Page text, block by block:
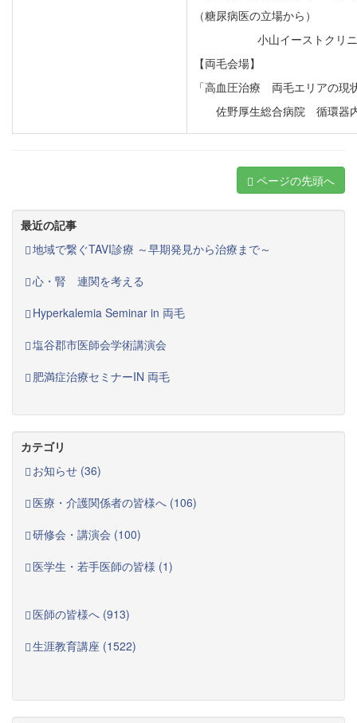
（糖尿病医の立場から）
小山イーストクリ
【両毛会場】
「高血圧治療 両毛エリアの現
佐野厚生総合病院 循環
ページの先頭へ
最近の記事
地域で繋ぐTAVI診療 ～早期発見から治療まで～
心・腎 連関を考える
Hyperkalemia Seminar in 両毛
塩谷郡市医師会学術講演会
肥満症治療セミナーIN 両毛
カテゴリ
お知らせ (36)
医療・介護関係者の皆様へ (106)
研修会・講演会 (100)
医学生・若手医師の皆様 (1)
医師の皆様へ (913)
生涯教育講座 (1522)